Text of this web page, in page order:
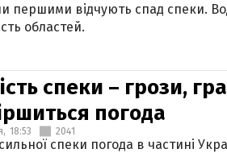
першими відчують спад спеки.
областей.
спеки – грози,
погода
18:53 2041
спеки погода в частині